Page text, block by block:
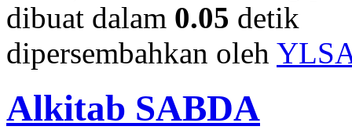
dibuat dalam 0.05 detik
dipersembahkan oleh
Alkitab SABDA